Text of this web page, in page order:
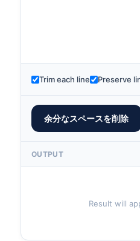
Trim each line Preserve
余分なスペースを削除
OUTPUT
Result will